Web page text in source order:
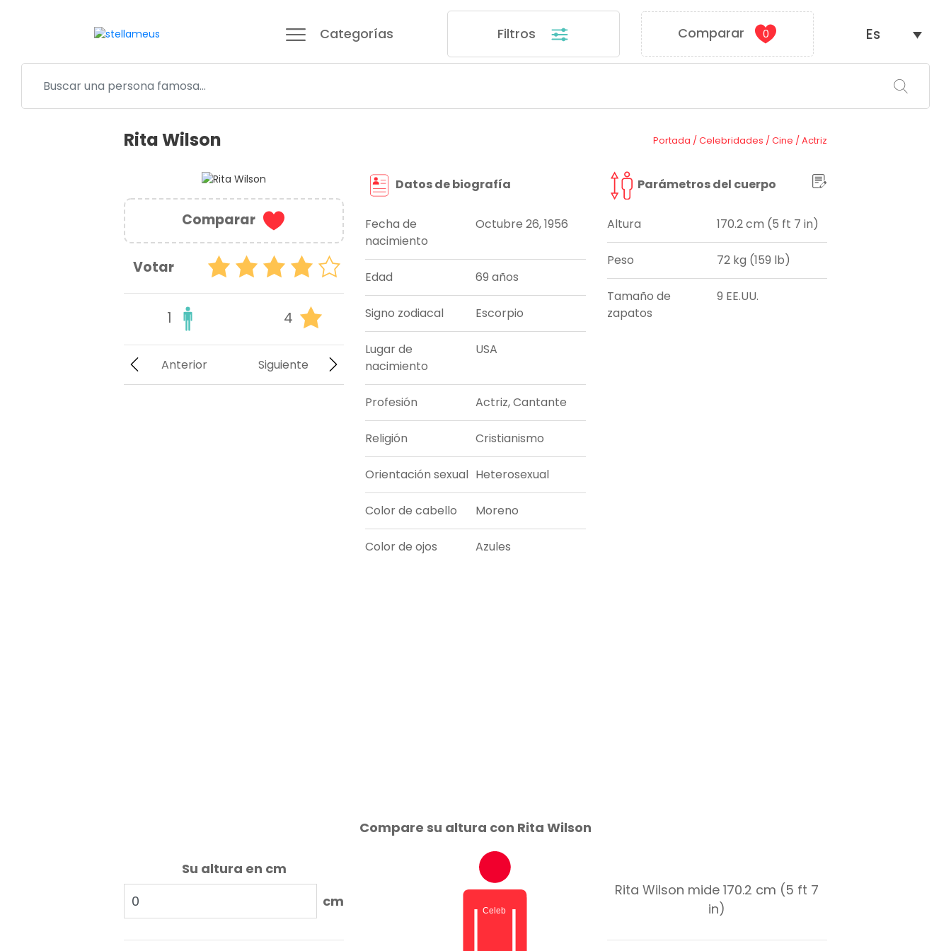
Categorías Filtros Comparar 0 Es
Rita Wilson Portada /Celebridades /Cine /Actriz
Comparar
Votar
1 4
Siguiente
Anterior
Datos de biografía
Fecha de
nacimiento
Octubre 26, 1956
Edad 69 años
Signo zodiacal Escorpio
Lugar de
nacimiento
USA
Profesión Actriz, Cantante
Religión Cristianismo
Orientación sexual Heterosexual
Color de cabello Moreno
Color de ojos Azules
Parámetros del cuerpo
Altura 170.2 cm (5 ft 7 in)
Peso 72 kg (159 lb)
Tamaño de
zapatos
9 EE.UU.
Compare su altura con Rita Wilson
Su altura en cm
cm
Rita Wilson mide 170.2 cm (5 ft 7
in)